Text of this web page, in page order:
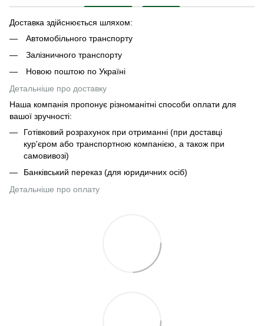
Доставка здійснюється шляхом:
Автомобільного транспорту
Залізничного транспорту
Новою поштою по Україні
Детальніше про доставку
Наша компанія пропонує різноманітні способи оплати для
вашої зручності:
Готівковий розрахунок при отриманні (при доставці
кур'єром або транспортною компанією, а також при
самовивозі)
Банківський переказ (для юридичних осіб)
Детальніше про оплату